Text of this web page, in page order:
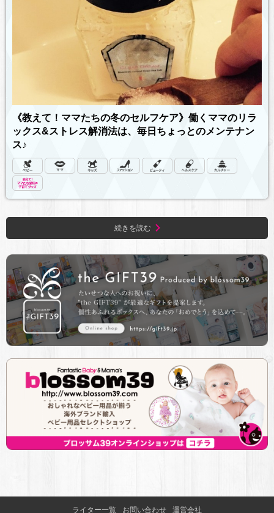
《教えて！ママたちの冬のセルフケア》働くママのリラ
ックス&ストレス解消法は、毎日ちょっとのメンテナン
ス♪
続きを読む
ライター一覧 お問い合わせ 運営会社